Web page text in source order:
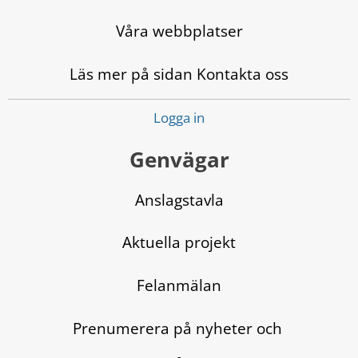
Våra webbplatser
Läs mer på sidan Kontakta oss
Logga in
Genvägar
Anslagstavla
Aktuella projekt
Felanmälan
Prenumerera på nyheter och